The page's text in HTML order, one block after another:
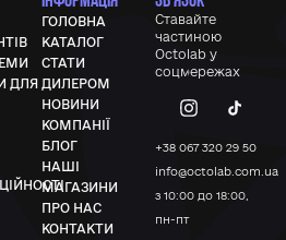
ДЛЯ
ГОЛОВНА
КАТАЛОГ
СТАТИ
ДИЛЕРОМ
НОВИНИ
КОМПАНІЇ
БЛОГ
НАШІ
МАГАЗИНИ
ПРО НАС
КОНТАКТИ
Ставайте
частиною
Octolab у
соцмережах
+38 067 320 29 50
info@octolab.com.ua
з 10:00 до 18:00,
пн-пт